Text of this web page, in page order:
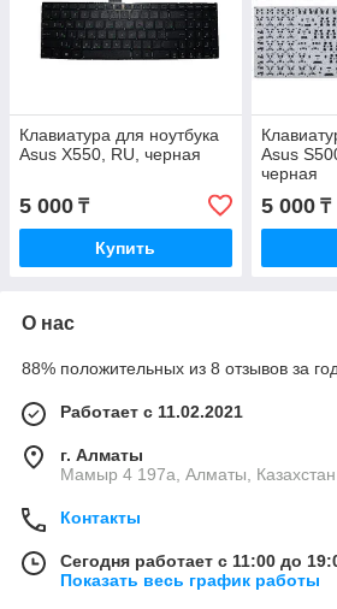
Клавиатура для ноутбука
Asus X550, RU, черная
5 000 ₸
Купить
Asus
черная
5 000₸
О нас
88% положительных из 8 отзывов за
Работает с 11.02.2021
г. Алматы
Мамыр 4 197а, Алматы, Казахстан
Контакты
Сегодня работает с 11:00 до
Показать весь график работы